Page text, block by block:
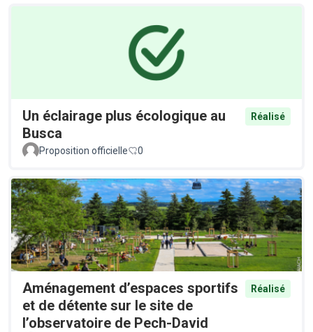
Un éclairage plus écologique au
Busca
Réalisé
Proposition officielle 0
Aménagement d’espaces sportifs
et de détente sur le site de
l’observatoire de Pech-David
Réalisé